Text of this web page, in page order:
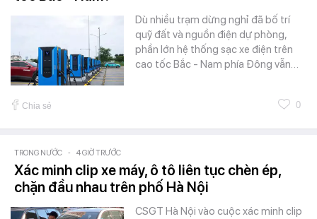
Dù nhiều trạm dừng nghỉ đã bố trí
quỹ đất và nguồn điện dự phòng,
phần lớn hệ thống sạc xe điện trên
cao tốc Bắc - Nam phía Đông vẫn…
Chia sẻ 0
TRONG NƯỚC - 4 GIỜ TRƯỚC
Xác minh clip xe máy, ô tô liên tục chèn ép,
chặn đầu nhau trên phố Hà Nội
CSGT Hà Nội vào cuộc xác minh clip